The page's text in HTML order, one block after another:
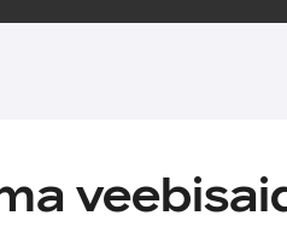
jälgimistäpsuse
seetõttu on hiirel tagatud
seoseid, et lihtsustada
tagasisidega. Powerplay